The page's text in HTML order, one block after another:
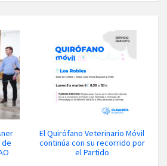
El Quirófano Veterinario Móvil
continúa con su recorrido por
el Partido